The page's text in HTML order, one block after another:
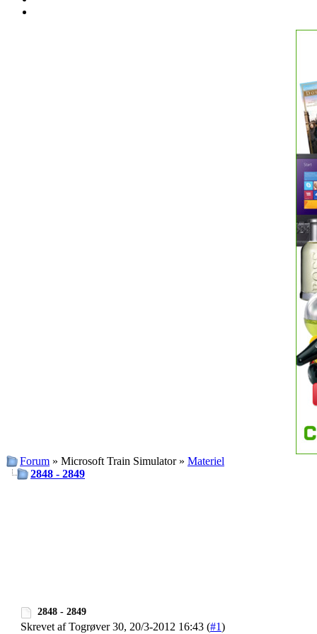
Forum » Microsoft Train Simulator » Materiel
2848 - 2849
2848 - 2849
Skrevet af Togrøver 30, 20/3-2012 16:43 (#1)